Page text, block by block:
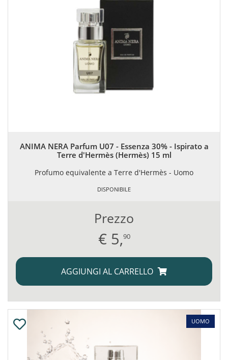
ANIMA NERA Parfum U07 - Essenza 30% - Ispirato a
Terre d'Hermès (Hermès) 15 ml
Profumo equivalente a Terre d'Hermès - Uomo
DISPONIBILE
Prezzo
€ 5,90
AGGIUNGI AL CARRELLO
UOMO